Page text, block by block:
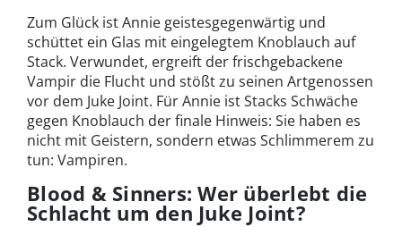
Zum Glück ist Annie geistesgegenwärtig und
schüttet ein Glas mit eingelegtem Knoblauch auf
Stack. Verwundet, ergreift der frischgebackene
Vampir die Flucht und stößt zu seinen Artgenossen
vor dem Juke Joint. Für Annie ist Stacks Schwäche
gegen Knoblauch der finale Hinweis: Sie haben es
nicht mit Geistern, sondern etwas Schlimmerem zu
tun: Vampiren.
Blood & Sinners: Wer überlebt die
Schlacht um den Juke Joint?